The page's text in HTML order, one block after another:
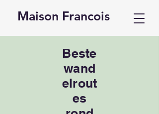
Maison Francois
Beste
wand
elrout
es